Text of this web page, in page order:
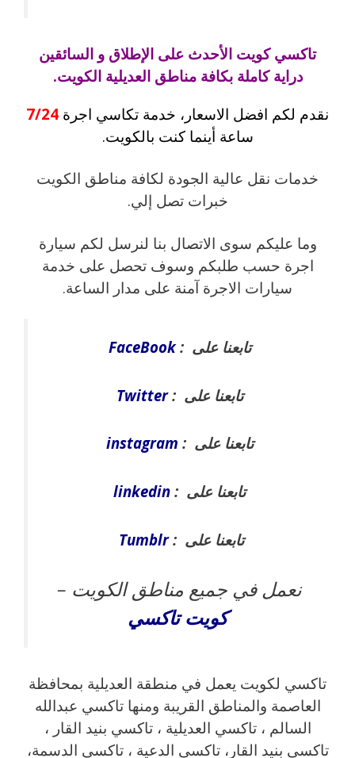
تاكسي كويت الأحدث على الإطلاق و السائقين
دراية كاملة بكافة مناطق العديلية الكويت.
نقدم لكم افضل الاسعار، خدمة تكاسي اجرة 7/24
ساعة أينما كنت بالكويت.
خدمات نقل عالية الجودة لكافة مناطق الكويت
خبرات تصل إلي.
وما عليكم سوى الاتصال بنا لنرسل لكم سيارة
اجرة حسب طلبكم وسوف تحصل على خدمة
سيارات الاجرة آمنة على مدار الساعة.
تابعنا على :FaceBook
تابعنا على :Twitter
تابعنا على : instagram
تابعنا على : linkedin
تابعنا على :Tumblr
نعمل في جميع مناطق الكويت –
كويت تاكسي
تاكسي لكويت يعمل في منطقة العديلية بمحافظة
العاصمة والمناطق القريبة ‎ومنها تاكسي عبدالله
السالم ، تاكسي العديلية ، تاكسي بنيد القار ،
تاكسي بنيد القار، تاكسي الدعية ، تاكسي الدسمة،